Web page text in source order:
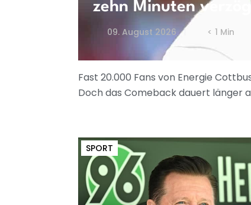
zehn Minuten
09. August 2026 < 1 Min
Fast 20.000 Fans von Energie
Doch das Comeback dauert länger
SPORT